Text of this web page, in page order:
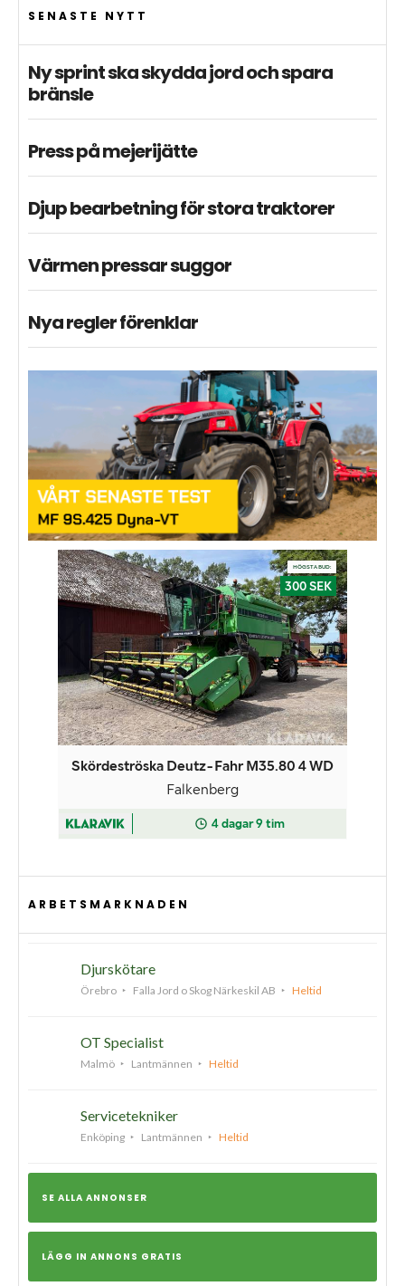
SENASTE NYTT
Ny sprint ska skydda jord och spara
bränsle
Press på mejerijätte
Djup bearbetning för stora traktorer
Värmen pressar suggor
Nya regler förenklar
ARBETSMARKNADEN
Djurskötare
Örebro Falla Jord o Skog Närkeskil AB Heltid
OT Specialist
Malmö Lantmännen Heltid
Servicetekniker
Enköping Lantmännen Heltid
SE ALLA ANNONSER
LÄGG IN ANNONS GRATIS